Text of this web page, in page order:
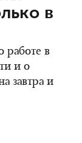
в
работе в
и о
завтра и